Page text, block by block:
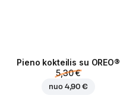
Pieno kokteilis su OREO®
5,30 €
nuo 4,90 €